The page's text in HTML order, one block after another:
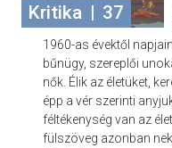
Kritika | 37
1960-as évektől
bűnügy, szereplői
nők. Élik az életüket,
épp a vér szerinti
féltékenység van az
fülszöveg azonban